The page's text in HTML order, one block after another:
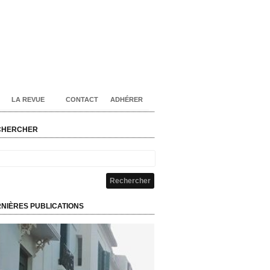
LA REVUE CONTACT ADHÉRER
PUBLICATIONS